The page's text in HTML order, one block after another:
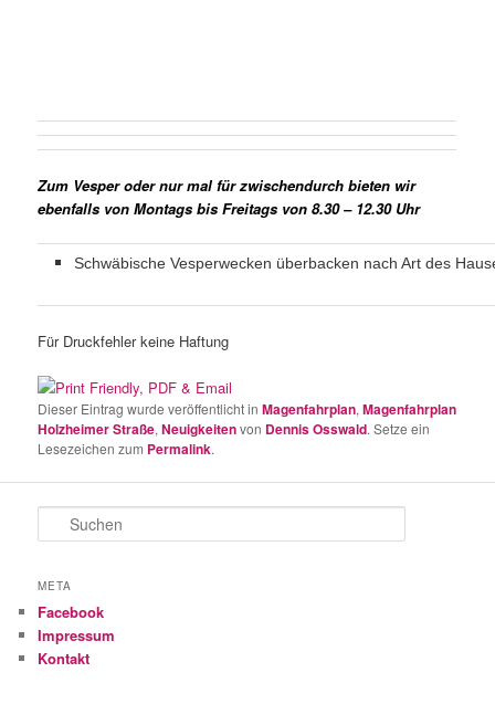
Zum Vesper oder nur mal für zwischendurch bieten wir
ebenfalls von Montags bis Freitags von 8.30 – 12.30 Uhr
Schwäbische Vesperwecken überbacken nach Art des
Für Druckfehler keine Haftung
Dieser Eintrag wurde veröffentlicht inMagenfahrplan,Magenfahrplan
Holzheimer Straße,Neuigkeitenvon Dennis Osswald. Setze ein
Lesezeichen zum Permalink.
u
h
n
META
Facebook
Impressum
Kontakt